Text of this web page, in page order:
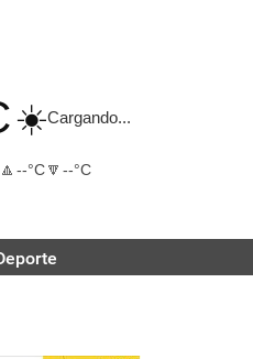
☀️Cargando...
🔼 --°C🔽 --°C